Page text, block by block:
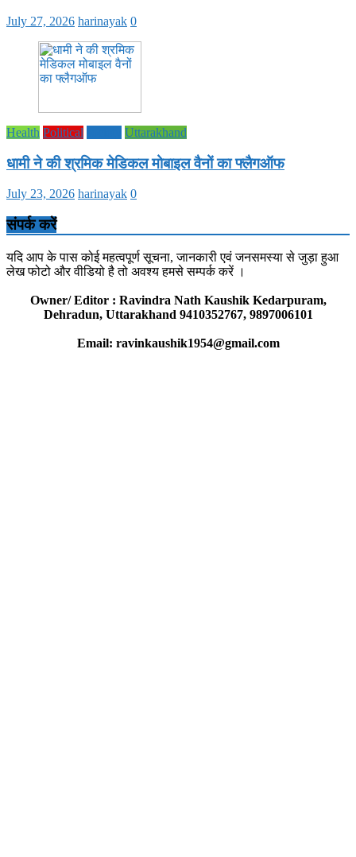
July 27, 2026 harinayak 0
Health Political Uttarakhand
धामी ने की श्रमिक मेडिकल मोबाइल वैनों का फ्लैगऑफ
July 23, 2026 harinayak 0
संपर्क करें
यदि आप के पास कोई महत्वपूर्ण सूचना, जानकारी एवं जनसमस्या से जुड़ा हुआ
लेख फोटो और वीडियो है तो अवश्य हमसे सम्पर्क करें ।
Owner/ Editor : Ravindra Nath Kaushik Kedarpuram,
Dehradun, Uttarakhand 9410352767, 9897006101
Email: ravinkaushik1954@gmail.com